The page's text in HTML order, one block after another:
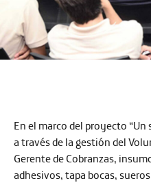
En el marco del proyecto
a través de la gestión del
Gerente de Cobranzas,
adhesivos, tapa bocas,